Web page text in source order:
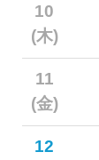
10
(木)
11
(金)
12